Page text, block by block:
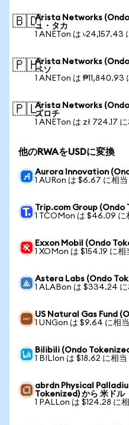
🇧🇩Arista Networks (Ondo
ュ・タカ
1 ANETon は ৳24,157.43
🇵🇭Arista Networks (Ondo
ペソ
1 ANETon は ₱11,840.93
🇵🇱Arista Networks (Ondo
ズロチ
1 ANETon は zł 724.17
他のRWAをUSDに変換
Aurora Innovation
1 AURon は $6.67 に相当
Trip.com Group (Ondo
1 TCOMon は $46.09 に
Exxon Mobil (Ondo
1 XOMon は $154.19 に相
Astera Labs (Ondo
1 ALABon は $334.24 に
US Natural Gas Fund
1 UNGon は $9.64 に相当
Bilibili (Ondo
1 BILIon は $18.62 に相当
abrdn Physical
Tokenized) から 米ドル
1 PALLon は $124.28 に